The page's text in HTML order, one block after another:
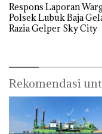
Respons Laporan
Polsek Lubuk Baja
Razia Gelper Sky City
Rekomendasi